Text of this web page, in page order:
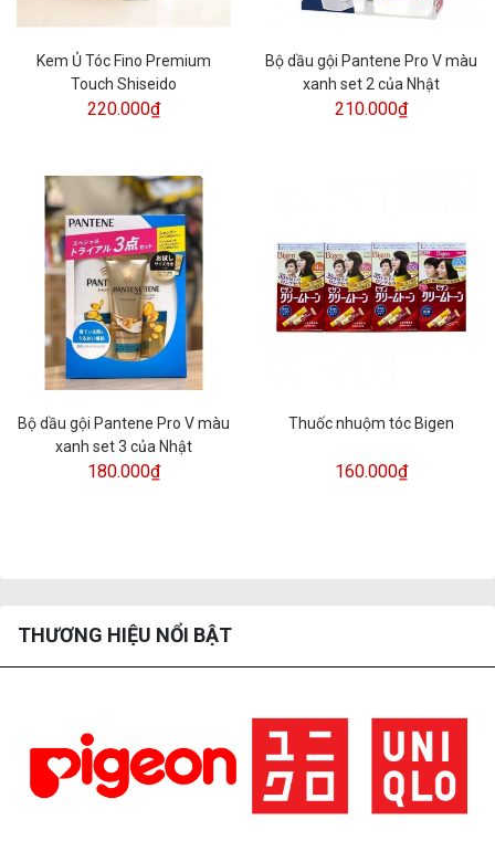
Kem Ủ Tóc Fino Premium
Touch Shiseido
220.000₫
Bộ dầu gội Pantene Pro V màu
xanh set 2 của Nhật
210.000₫
Bộ dầu gội Pantene Pro V màu
xanh set 3 của Nhật
180.000₫
Thuốc nhuộm tóc Bigen
160.000₫
THƯƠNG HIỆU NỔI BẬT